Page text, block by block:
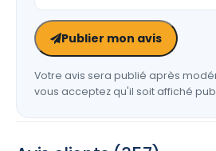
Publier mon avis
Votre avis sera publié après
vous acceptez qu'il soit affiché